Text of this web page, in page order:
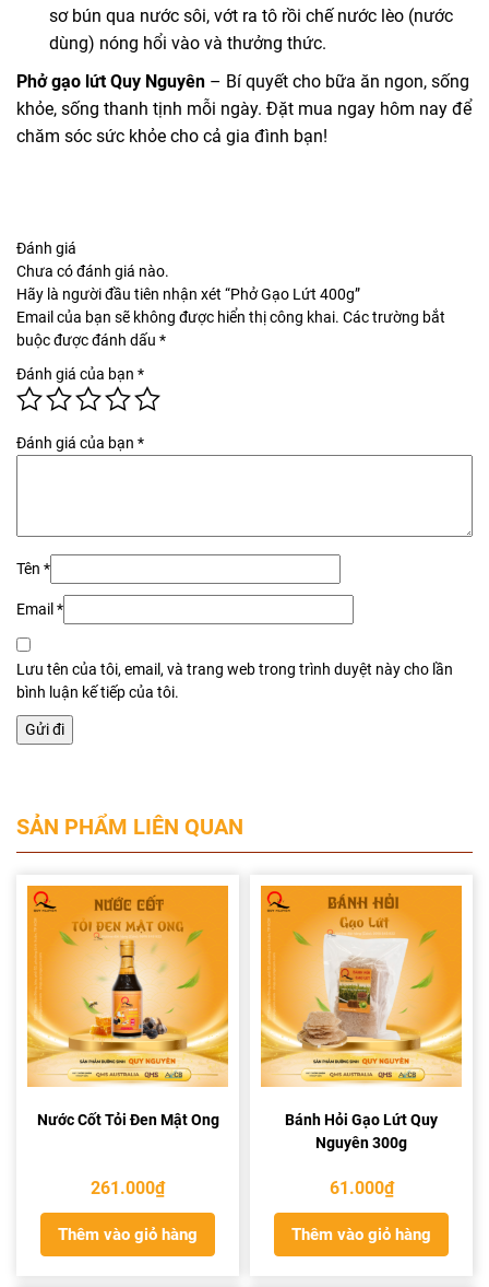
sơ bún qua nước sôi, vớt ra tô rồi chế nước lèo (nước
dùng) nóng hổi vào và thưởng thức.
Phở gạo lứt Quy Nguyên – Bí quyết cho bữa ăn ngon, sống
khỏe, sống thanh tịnh mỗi ngày. Đặt mua ngay hôm nay để
chăm sóc sức khỏe cho cả gia đình bạn!
Đánh giá
Chưa có đánh giá nào.
Hãy là người đầu tiên nhận xét “Phở Gạo Lứt 400g”
Email của bạn sẽ không được hiển thị công khai. Các trường bắt
buộc được đánh dấu *
Đánh giá của bạn *
Đánh giá của bạn *
Tên *
Email *
Lưu tên của tôi, email, và trang web trong trình duyệt này cho lần
bình luận kế tiếp của tôi.
SẢN PHẨM LIÊN QUAN
Nước Cốt Tỏi Đen Mật Ong
261.000₫
Thêm vào giỏ hàng
Bánh Hỏi Gạo Lứt Quy
Nguyên 300g
61.000₫
Thêm vào giỏ hàng